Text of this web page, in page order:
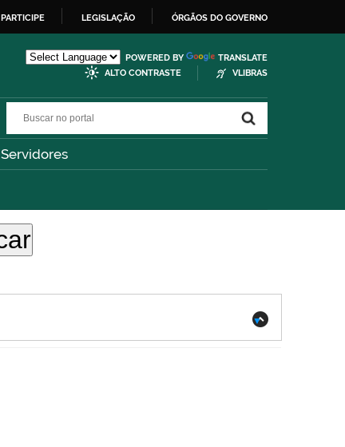
PARTICIPE LEGISLAÇÃO ÓRGÃOS DO GOVERNO
POWERED BY
TRANSLATE
ALTO CONTRASTE
VLIBRAS
Servidores